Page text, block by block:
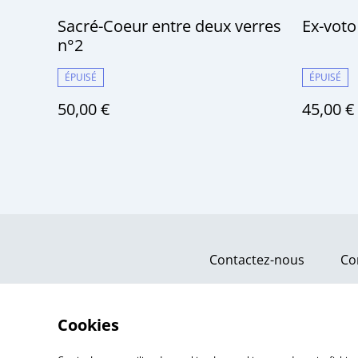
Sacré-Coeur entre deux verres
n°2
ÉPUISÉ
50,00 €
Ex-
ÉPUISÉ
45,00 €
Contactez-nous
Cookies